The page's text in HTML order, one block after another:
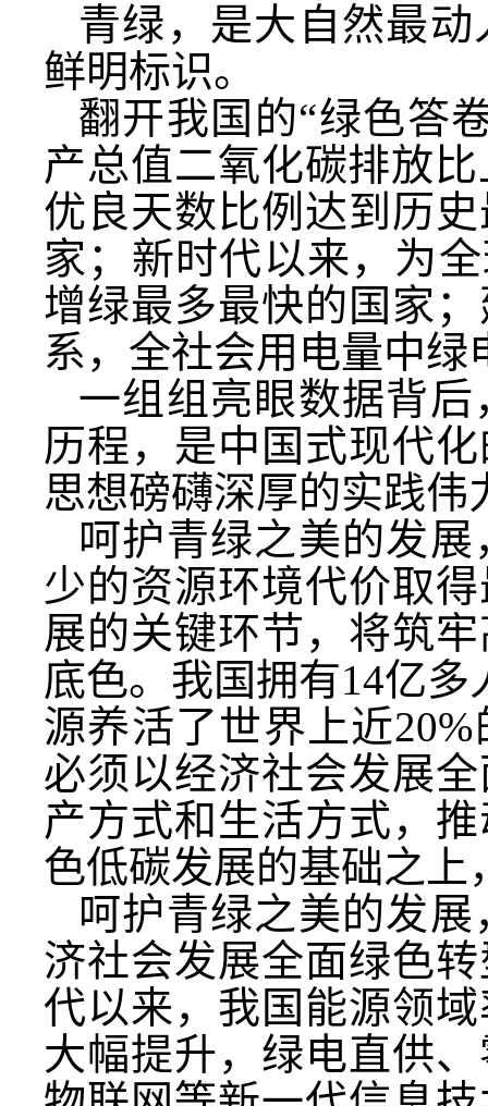
青绿，是大自然最
鲜明标识。
翻开我国的“绿色答
产总值二氧化碳排放
优良天数比例达到历
家；新时代以来，为
增绿最多最快的国家
系，全社会用电量中
一组组亮眼数据背
历程，是中国式现代
思想磅礴深厚的实践伟
呵护青绿之美的发
少的资源环境代价取
展的关键环节，将筑
底色。我国拥有14亿
源养活了世界上近
必须以经济社会发展
产方式和生活方式，
色低碳发展的基础之上
呵护青绿之美的发
济社会发展全面绿色
代以来，我国能源领
大幅提升，绿电直供